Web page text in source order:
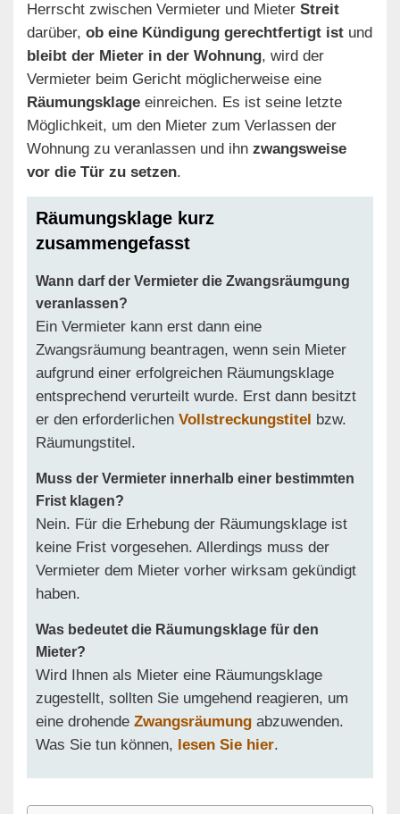
Herrscht zwischen Vermieter und Mieter Streit
darüber, ob eine Kündigung gerechtfertigt ist und
bleibt der Mieter in der Wohnung, wird der
Vermieter beim Gericht möglicherweise eine
Räumungsklage einreichen. Es ist seine letzte
Möglichkeit, um den Mieter zum Verlassen der
Wohnung zu veranlassen und ihn zwangsweise
vor die Tür zu setzen.
Räumungsklage kurz
zusammengefasst
Wann darf der Vermieter die Zwangsräumgung
veranlassen?
Ein Vermieter kann erst dann eine
Zwangsräumung beantragen, wenn sein Mieter
aufgrund einer erfolgreichen Räumungsklage
entsprechend verurteilt wurde. Erst dann besitzt
er den erforderlichen Vollstreckungstitel
bzw.
Räumungstitel.
Muss der Vermieter innerhalb einer bestimmten
Frist klagen?
Nein. Für die Erhebung der Räumungsklage ist
keine Frist vorgesehen. Allerdings muss der
Vermieter dem Mieter vorher wirksam gekündigt
haben.
Was bedeutet die Räumungsklage für den
Mieter?
Wird Ihnen als Mieter eine Räumungsklage
zugestellt, sollten Sie umgehend reagieren, um
eine drohende Zwangsräumung abzuwenden.
Was Sie tun können,
lesen Sie hier.